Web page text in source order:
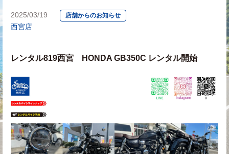
2025/03/19 店舗からのお知らせ
西宮店
レンタル819西宮　HONDA GB350C レンタル開始